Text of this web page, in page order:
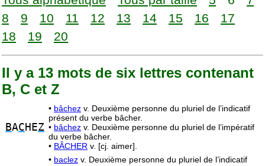
8
9 10 11 12 13 14 15 16
17
18
19 20
Il y a 13 mots de six lettres contenant
B, C et Z
BAC HEZ
• bâchez v. Deuxième personne du pluriel de l’indicatif
présent du verbe bâcher.
• bâchez v. Deuxième personne du pluriel de l’impératif
du verbe bâcher.
• BÂCHER v. [cj. aimer].
• baclez v. Deuxième personne du pluriel de l’indicatif